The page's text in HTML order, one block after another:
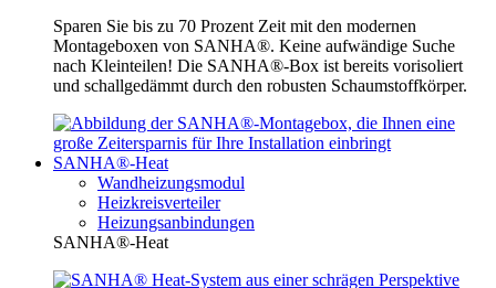
Sparen Sie bis zu 70 Prozent Zeit mit den modernen
Montageboxen von SANHA®. Keine aufwändige Suche
nach Kleinteilen! Die SANHA®-Box ist bereits vorisoliert
und schallgedämmt durch den robusten Schaumstoffkörper.
SANHA®-Heat
Wandheizungsmodul
Heizkreisverteiler
Heizungsanbindungen
SANHA®-Heat